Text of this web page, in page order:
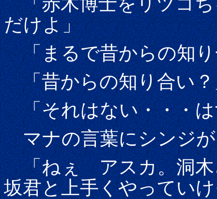
だけよ」
「まるで昔からの知
「昔からの知り合い
「それはない・・・は
マナの言葉にシンジが
「ねぇ アスカ。洞木
坂君と上手くやってい